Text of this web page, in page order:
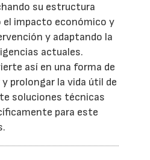
su estructura
el impacto económico y
y adaptando la
actuales.
así en una forma de
prolongar la vida útil de
soluciones técnicas
para este